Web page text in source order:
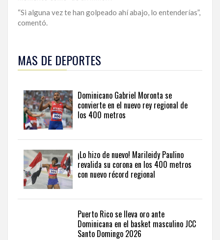
“Si alguna vez te han golpeado ahí abajo, lo entenderías”,
comentó.
día
con
principales
competiciones
atletas
del
país
en
sports
news
from
the
Dominican
MAS DE DEPORTES
Dominicano Gabriel Moronta se
convierte en el nuevo rey regional de
los 400 metros
¡Lo hizo de nuevo! Marileidy Paulino
revalida su corona en los 400 metros
con nuevo récord regional
Puerto Rico se lleva oro ante
Dominicana en el basket masculino JCC
Santo Domingo 2026